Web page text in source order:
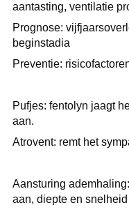
aantasting, ventilatie
Prognose:
beginstadia
Preventie:
Pufjes: fentolyn jaagt
aan.
Atrovent: remt het
Aansturing
aan, diepte en